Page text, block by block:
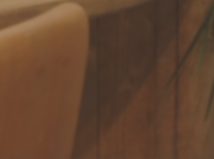
おしゃれ
ペット